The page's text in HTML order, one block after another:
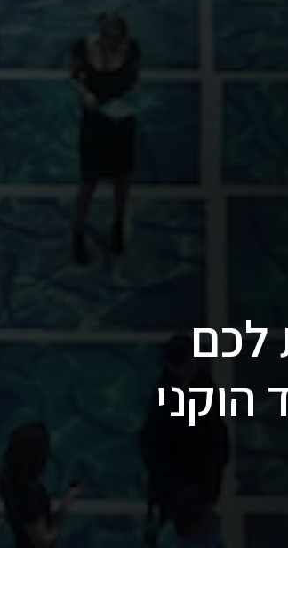
לכם
הוקני